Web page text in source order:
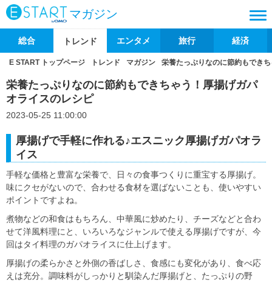
マガジン
総合 トレンド エンタメ 旅行 経済
E START トップページ トレンド マガジン 栄養たっぷりなのに節約もでき
栄養たっぷりなのに節約もできちゃう！厚揚げガパ
オライスのレシピ
2023-05-25 11:00:00
厚揚げで手軽に作れる♪エスニック厚揚げガパオラ
イス
手軽な価格と豊富な栄養で、日々の食事つくりに重宝する厚揚げ。
味にクセがないので、合わせる食材を選ばないことも、使いやすい
ポイントですよね。
煮物などの和食はもちろん、中華風に炒めたり、チーズなどと合わ
せて洋風料理にと、いろいろなジャンルで使える厚揚げですが、今
回はタイ料理のガパオライスに仕上げます。
厚揚げの柔らかさと外側の香ばしさ、食感にも変化があり、食べ応
えは充分。調味料がしっかりと馴染んだ厚揚げと、たっぷりの野